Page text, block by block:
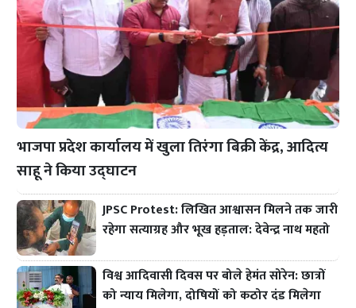
भाजपा प्रदेश कार्यालय में खुला तिरंगा बिक्री केंद्र, आदित्य
साहू ने किया उद्घाटन
JPSC Protest: लिखित आश्वासन मिलने तक जारी
रहेगा सत्याग्रह और भूख हड़ताल: देवेन्द्र नाथ महतो
विश्व आदिवासी दिवस पर बोले हेमंत सोरेन: छात्रों
को न्याय मिलेगा, दोषियों को कठोर दंड मिलेगा